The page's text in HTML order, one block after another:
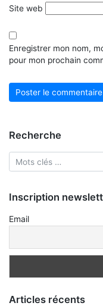
Site web
Enregistrer mon nom,
pour mon prochain
Recherche
Inscription
Email
Articles récents